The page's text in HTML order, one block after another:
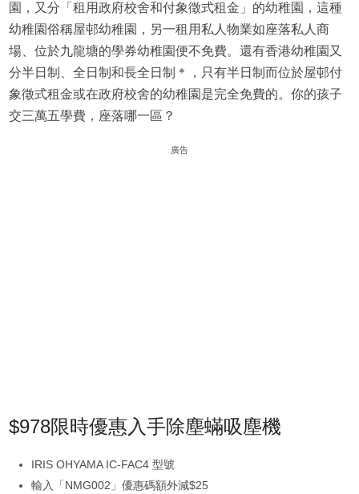
園，又分「租用政府校舍和付象徵式租金」的幼稚園，這種
幼稚園俗稱屋邨幼稚園，另一租用私人物業如座落私人商
場、位於九龍塘的學券幼稚園便不免費。還有香港幼稚園又
分半日制、全日制和長全日制＊，只有半日制而位於屋邨付
象徵式租金或在政府校舍的幼稚園是完全免費的。你的孩子
交三萬五學費，座落哪一區？
廣告
$978限時優惠入手除塵蟎吸塵機
IRIS OHYAMA IC-FAC4 型號
輸入「NMG002」優惠碼額外減$25